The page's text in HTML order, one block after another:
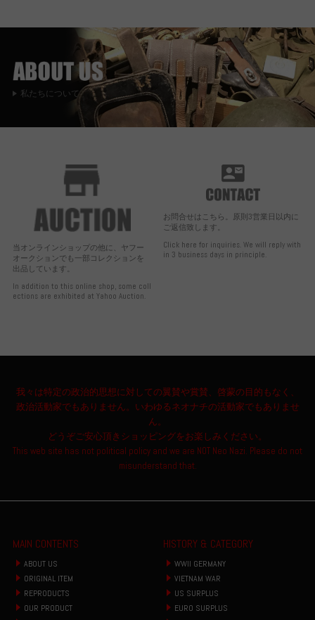
私たちについて
当オンラインショップの他に、ヤフー
オークションでも一部コレクションを
出品しています。
In addition to this online shop, some coll
ections are exhibited at Yahoo Auction.
お問合せはこちら。原則3営業日以内に
ご返信致します。
Click here for inquiries. We will reply with
in 3 business days in principle.
我々は特定の政治的思想に対しての翼賛や賞賛、啓蒙の目的もなく、
政治活動家でもありません。いわゆるネオナチの活動家でもありませ
ん。
どうぞご安心頂きショッピングをお楽しみください。
This web site has not political policy and we are NOT Neo Nazi. Please do not
misunderstand that.
MAIN CONTENTS
ABOUT US
ORIGINAL ITEM
REPRODUCTS
OUR PRODUCT
HISTORY & CATEGORY
WWII GERMANY
VIETNAM WAR
US SURPLUS
EURO SURPLUS